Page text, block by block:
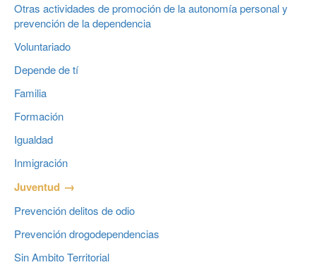
Otras actividades de promoción de la autonomía personal y
prevención de la dependencia
Voluntariado
Depende de tí
Familia
Formación
Igualdad
Inmigración
Juventud
Prevención delitos de odio
Prevención drogodependencias
Sin Ambito Territorial